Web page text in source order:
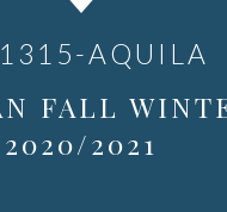
AQUILA
FALL
2020/2021